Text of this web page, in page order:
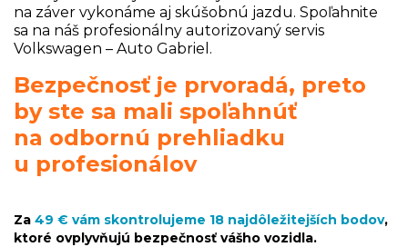
na záver vykonáme aj skúšobnú jazdu. Spoľahnite
sa na náš profesionálny autorizovaný servis
Volkswagen – Auto Gabriel.
Bezpečnosťje prvoradá, preto
by ste sa mali spoľahnúť
na odbornú prehliadku
u profesionálov
Za 49 € vám skontrolujeme 18 najdôležitejších bodov,
ktoré ovplyvňujú bezpečnosť vášho vozidla.